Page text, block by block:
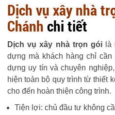
Dịch vụ xây nhà
Chánh chi tiết
Dịch vụ xây nhà trọn góilà
dựng mà khách hàng chỉ
dựng uy tín và chuyên
hiện toàn bộ quy trình từ thiết
cho đến hoàn thiện công trình.
Tiện lợi: chủ đầu tư không